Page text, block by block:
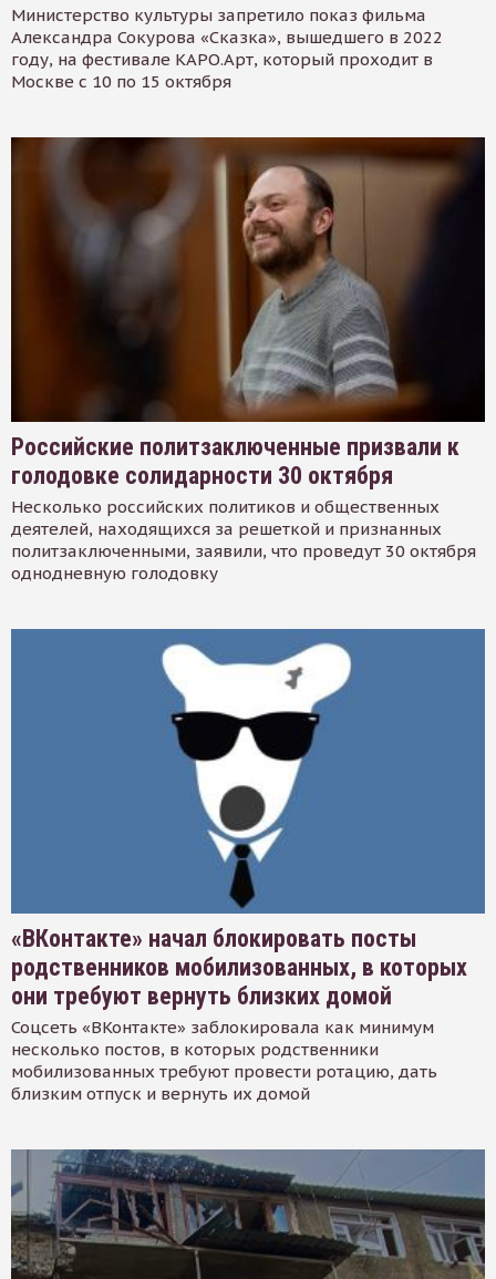
Министерство культуры запретило показ фильма
Александра Сокурова «Сказка», вышедшего в 2022
году, на фестивале КАРО.Арт, который проходит в
Москве с 10 по 15 октября
Российские политзаключенные призвали к
голодовке солидарности 30 октября
Несколько российских политиков и общественных
деятелей, находящихся за решеткой и признанных
политзаключенными, заявили, что проведут 30 октября
однодневную голодовку
«ВКонтакте» начал блокировать посты
родственников мобилизованных, в которых
они требуют вернуть близких домой
Соцсеть «ВКонтакте» заблокировала как минимум
несколько постов, в которых родственники
мобилизованных требуют провести ротацию, дать
близким отпуск и вернуть их домой